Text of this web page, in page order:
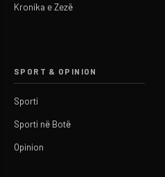
Kronika e Zezë
SPORT & OPINION
Sporti
Sporti në Botë
Opinion